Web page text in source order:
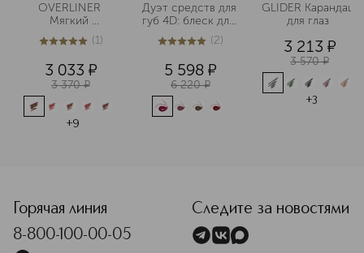
OVERLINER
Мягкий
моделирующий
5из 51 (1)
3 033 ¤
3 370 ¤
+9
Дуэт средств для
губ 4D: блеск для
губ в стике и
5из 52 (2)
5 598 ¤
6 220 ¤
GLIDER Карандаш
3 213 ¤
3 570 ¤
+3
Горячая линия
8-800-100-00-05
Следите за новостями